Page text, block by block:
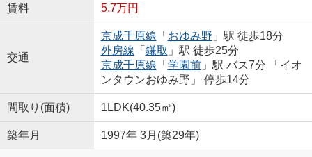
賃料 5.7万円
交通
京成千原線 「 おゆみ野 」駅 徒歩18分
外房線 「 鎌取 」駅 徒歩25分
京成千原線 「 学園前」駅 バス7分 「イオ
ンタウンおゆみ野」 停歩14分
間取り(面積) 1LDK(40.35㎡)
築年月 1997年 3月(築29年)